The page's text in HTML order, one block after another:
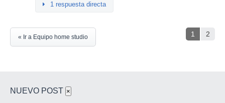
1 respuesta directa
1 2
« Ir a Equipo home studio
NUEVO POST ×